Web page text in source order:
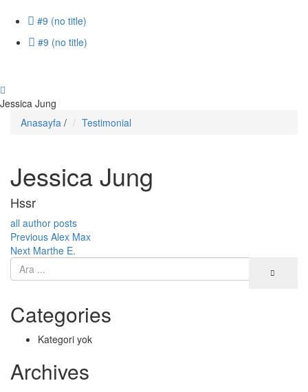
#9 (no title)
#9 (no title)
Jessica Jung
Anasayfa / Testimonial
Jessica Jung
Hssr
all author posts
Yazı
gezinmesi
Previous Previous
post:
Alex Max
Next Next
Marthe E.
Categories
Kategori yok
Archives